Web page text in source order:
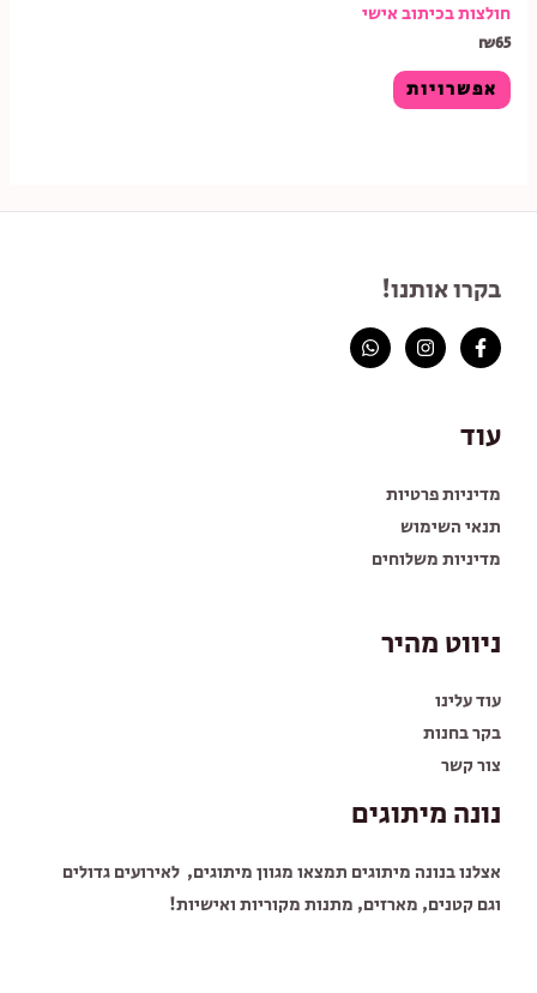
חולצות בכיתוב אישי
₪65
אפשרויות
בקרו אותנו!
עוד
מדיניות פרטיות
תנאי השימוש
מדיניות משלוחים
ניווט מהיר
עוד עלינו
בקר בחנות
צור קשר
נונה מיתוגים
אצלנו בנונה מיתוגים תמצאו מגוון מיתוגים, לאירועים גדולים
וגם קטנים, מארזים, מתנות מקוריות ואישיות!